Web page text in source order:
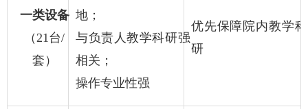
一类设备
（21台/
套）
地；
与负责人教学科研强
相关；
操作专业性强
优先保障院内教学科
研